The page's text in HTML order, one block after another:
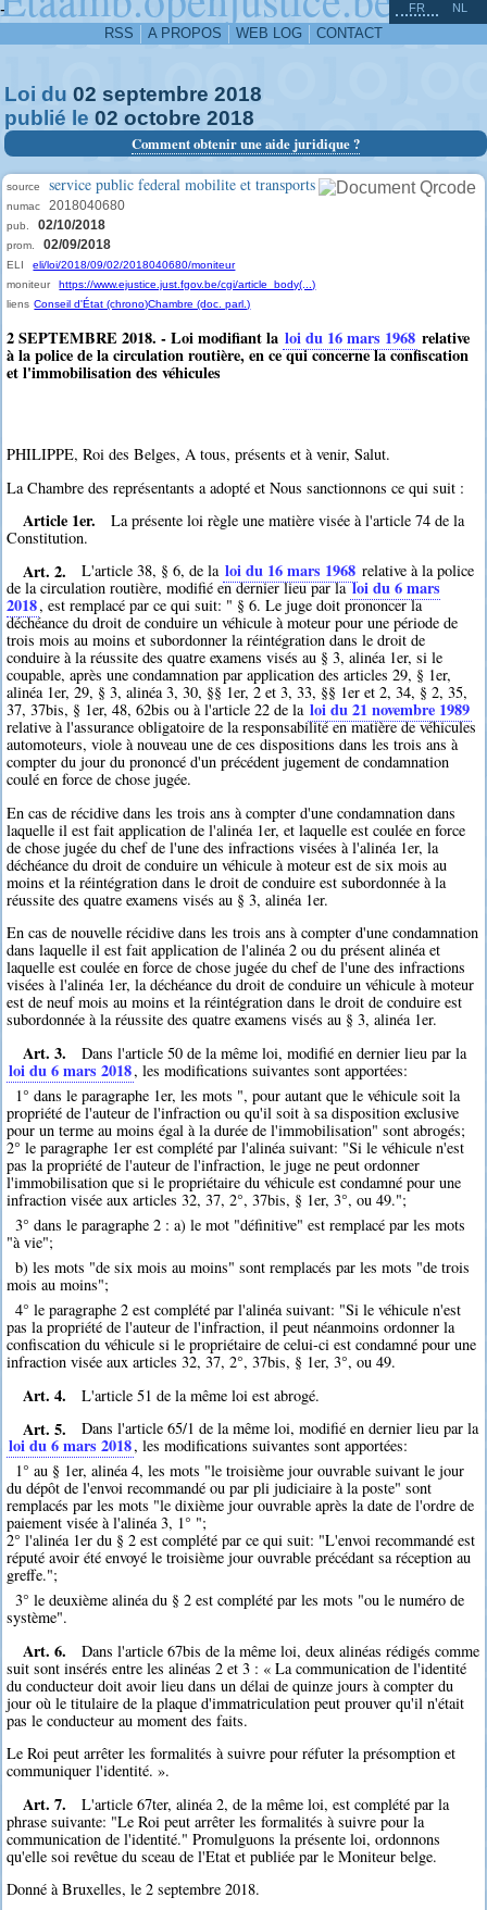
-
RSS A PROPOS WEB LOG CONTACT
FR NL
Loi du 02 septembre 2018
publié le 02 octobre 2018
Comment obtenir une aide juridique ?
source service public federal mobilite et transports
numac 2018040680
pub. 02/10/2018
prom. 02/09/2018
ELI
eli/loi/2018/09/02/2018040680/moniteur
moniteur
https://www.ejustice.just.fgov.be/cgi/article_body(...)
liens Conseil d'État (chrono)Chambre (doc. parl.)
2 SEPTEMBRE 2018. - Loi modifiant la loi du 16 mars 1968 relative
à la police de la circulation routière, en ce qui concerne la confiscation
et l'immobilisation des véhicules
PHILIPPE, Roi des Belges, A tous, présents et à venir, Salut.
La Chambre des représentants a adopté et Nous sanctionnons ce qui suit :
Article 1er.
La présente loi règle une matière visée à l'article 74 de la
Constitution.
Art. 2. L'article 38, § 6, de la loi du 16 mars 1968 relative à la police
de la circulation routière, modifié en dernier lieu par laloi du 6 mars
2018, est remplacé par ce qui suit: " § 6. Le juge doit prononcer la
déchéance du droit de conduire un véhicule à moteur pour une période de
trois mois au moins et subordonner la réintégration dans le droit de
conduire à la réussite des quatre examens visés au § 3, alinéa 1er, si le
coupable, après une condamnation par application des articles 29, § 1er,
alinéa 1er, 29, § 3, alinéa 3, 30, §§ 1er, 2 et 3, 33, §§ 1er et 2, 34, § 2, 35,
37, 37bis, § 1er, 48, 62bis ou à l'article 22 de la loi du 21 novembre 1989
relative à l'assurance obligatoire de la responsabilité en matière de véhicules
automoteurs, viole à nouveau une de ces dispositions dans les trois ans à
compter du jour du prononcé d'un précédent jugement de condamnation
coulé en force de chose jugée.
En cas de récidive dans les trois ans à compter d'une condamnation dans
laquelle il est fait application de l'alinéa 1er, et laquelle est coulée en force
de chose jugée du chef de l'une des infractions visées à l'alinéa 1er, la
déchéance du droit de conduire un véhicule à moteur est de six mois au
moins et la réintégration dans le droit de conduire est subordonnée à la
réussite des quatre examens visés au § 3, alinéa 1er.
En cas de nouvelle récidive dans les trois ans à compter d'une condamnation
dans laquelle il est fait application de l'alinéa 2 ou du présent alinéa et
laquelle est coulée en force de chose jugée du chef de l'une des infractions
visées à l'alinéa 1er, la déchéance du droit de conduire un véhicule à moteur
est de neuf mois au moins et la réintégration dans le droit de conduire est
subordonnée à la réussite des quatre examens visés au § 3, alinéa 1er.
Art. 3. Dans l'article 50 de la même loi, modifié en dernier lieu par la
loi du 6 mars 2018, les modifications suivantes sont apportées:
1° dans le paragraphe 1er, les mots ", pour autant que le véhicule soit la
propriété de l'auteur de l'infraction ou qu'il soit à sa disposition exclusive
pour un terme au moins égal à la durée de l'immobilisation" sont abrogés;
2° le paragraphe 1er est complété par l'alinéa suivant: "Si le véhicule n'est
pas la propriété de l'auteur de l'infraction, le juge ne peut ordonner
l'immobilisation que si le propriétaire du véhicule est condamné pour une
infraction visée aux articles 32, 37, 2°, 37bis, § 1er, 3°, ou 49.";
3° dans le paragraphe 2 : a) le mot "définitive" est remplacé par les mots
"à vie";
b) les mots "de six mois au moins" sont remplacés par les mots "de trois
mois au moins";
4° le paragraphe 2 est complété par l'alinéa suivant: "Si le véhicule n'est
pas la propriété de l'auteur de l'infraction, il peut néanmoins ordonner la
confiscation du véhicule si le propriétaire de celui-ci est condamné pour une
infraction visée aux articles 32, 37, 2°, 37bis, § 1er, 3°, ou 49.
Art. 4. L'article 51 de la même loi est abrogé.
Art. 5. Dans l'article 65/1 de la même loi, modifié en dernier lieu par la
loi du 6 mars 2018, les modifications suivantes sont apportées:
1° au § 1er, alinéa 4, les mots "le troisième jour ouvrable suivant le jour
du dépôt de l'envoi recommandé ou par pli judiciaire à la poste" sont
remplacés par les mots "le dixième jour ouvrable après la date de l'ordre de
paiement visée à l'alinéa 3, 1° ";
2° l'alinéa 1er du § 2 est complété par ce qui suit: "L'envoi recommandé est
réputé avoir été envoyé le troisième jour ouvrable précédant sa réception au
greffe.";
3° le deuxième alinéa du § 2 est complété par les mots "ou le numéro de
système".
Art. 6.
Dans l'article 67bis de la même loi, deux alinéas rédigés comme
suit sont insérés entre les alinéas 2 et 3 : « La communication de l'identité
du conducteur doit avoir lieu dans un délai de quinze jours à compter du
jour où le titulaire de la plaque d'immatriculation peut prouver qu'il n'était
pas le conducteur au moment des faits.
Le Roi peut arrêter les formalités à suivre pour réfuter la présomption et
communiquer l'identité. ».
Art. 7.
L'article 67ter, alinéa 2, de la même loi, est complété par la
phrase suivante: "Le Roi peut arrêter les formalités à suivre pour la
communication de l'identité." Promulguons la présente loi, ordonnons
qu'elle soi revêtue du sceau de l'Etat et publiée par le Moniteur belge.
Donné à Bruxelles, le 2 septembre 2018.
^